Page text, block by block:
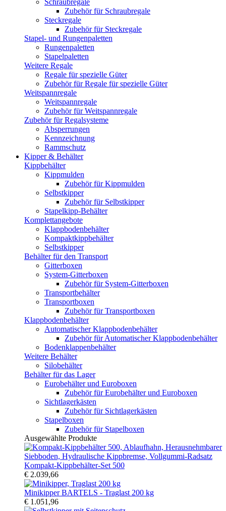
Schraubregale
Zubehör für Schraubregale
Steckregale
Zubehör für Steckregale
Stapel- und Rungenpaletten
Rungenpaletten
Stapelpaletten
Weitere Regale
Regale für spezielle Güter
Zubehör für Regale für spezielle Güter
Weitspannregale
Weitspannregale
Zubehör für Weitspannregale
Zubehör für Regalsysteme
Absperrungen
Kennzeichnung
Rammschutz
Kipper & Behälter
Kippbehälter
Kippmulden
Zubehör für Kippmulden
Selbstkipper
Zubehör für Selbstkipper
Stapelkipp-Behälter
Komplettangebote
Klappbodenbehälter
Kompaktkippbehälter
Selbstkipper
Behälter für den Transport
Gitterboxen
System-Gitterboxen
Zubehör für System-Gitterboxen
Transportbehälter
Transportboxen
Zubehör für Transportboxen
Klappbodenbehälter
Automatischer Klappbodenbehälter
Zubehör für Automatischer Klappbodenbehälter
Bodenklappenbehälter
Weitere Behälter
Silobehälter
Behälter für das Lager
Eurobehälter und Euroboxen
Zubehör für Eurobehälter und Euroboxen
Sichtlagerkästen
Zubehör für Sichtlagerkästen
Stapelboxen
Zubehör für Stapelboxen
Ausgewählte Produkte
Kompakt-Kippbehälter-Set 500
€ 2.039,66
Minikipper BARTELS - Traglast 200 kg
€ 1.051,96